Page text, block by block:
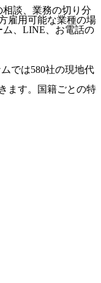
談、業務の切り分
雇用可能な業種の場
ム、LINE、お電話の
では580社の現地代
ます。国籍ごとの特